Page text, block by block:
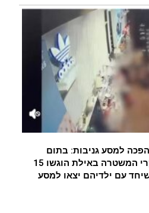
למסע גניבות: בתום
חקירה מאומצת של חוקרי המשטרה באילת הוגשו 15
שיחד עם ילדיהם יצאו למסע